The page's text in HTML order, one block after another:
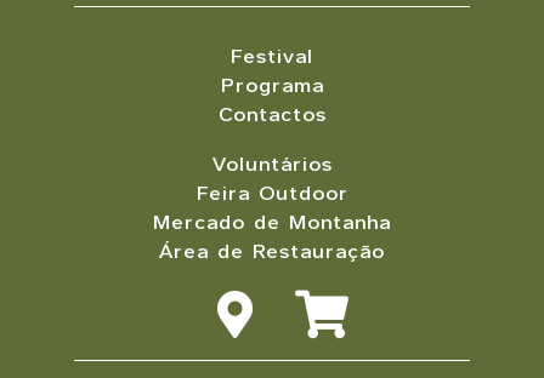
Festival
Programa
Contactos
Voluntários
Feira Outdoor
Mercado de Montanha
Área de Restauração